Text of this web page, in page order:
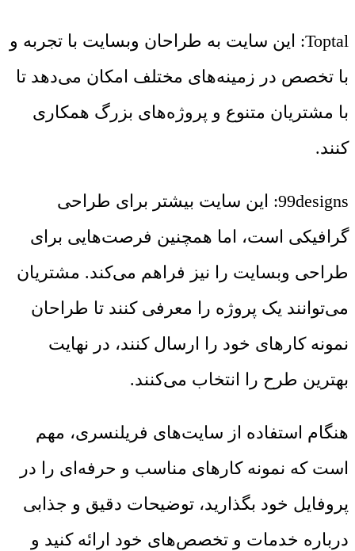
Toptal: این سایت به طراحان وبسایت با تجربه و
با تخصص در زمینه‌های مختلف امکان می‌دهد تا
با مشتریان متنوع و پروژه‌های بزرگ همکاری
کنند.
99designs: این سایت بیشتر برای طراحی
گرافیکی است، اما همچنین فرصت‌هایی برای
طراحی وبسایت را نیز فراهم می‌کند. مشتریان
می‌توانند یک پروژه را معرفی کنند تا طراحان
نمونه کارهای خود را ارسال کنند، در نهایت
بهترین طرح را انتخاب می‌کنند.
هنگام استفاده از سایت‌های فریلنسری، مهم
است که نمونه کارهای مناسب و حرفه‌ای را در
پروفایل خود بگذارید، توضیحات دقیق و جذابی
درباره خدمات و تخصص‌های خود ارائه کنید و